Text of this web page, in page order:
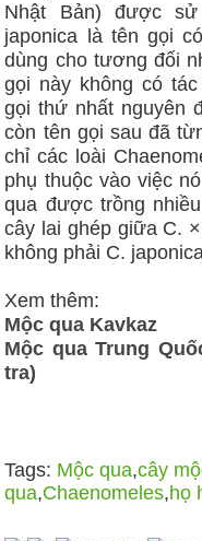
Nhật Bản) được
japonica là tên gọi
dùng cho tương đối
gọi này không có
gọi thứ nhất nguyên
còn tên gọi sau đã
chỉ các loài
phụ thuộc vào việc
qua được trồng
cây lai ghép giữa C.
không phải C.
Xem thêm:
Mộc qua Kavkaz
Mộc qua Trung
tra)
Tags: Mộc qua,cây
qua,Chaenomeles,họ